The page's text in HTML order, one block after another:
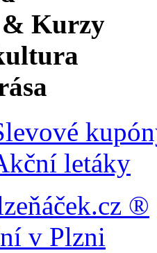
& Kurzy
letáky
®
v Plzni